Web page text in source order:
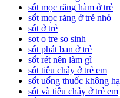
sốt mọc răng hàm ở trẻ
sốt mọc răng ở trẻ nhỏ
sốt ở trẻ
sot o tre so sinh
sốt phát ban ở trẻ
sốt rét nên làm gì
sốt tiêu chảy ở trẻ em
sốt uống thuốc không hạ
sốt và tiêu chảy ở trẻ em